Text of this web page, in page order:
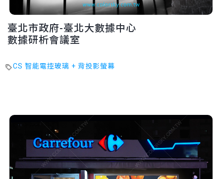
臺北市政府-臺北大數據中心
數據研析會議室
CS 智能電控玻璃 + 背投影螢幕